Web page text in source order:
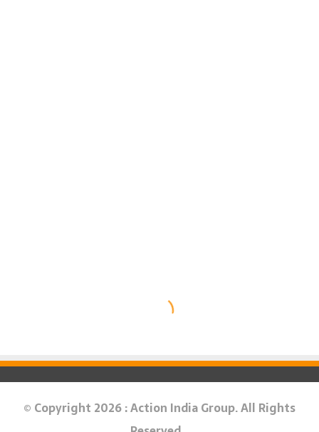
© Copyright 2026 : Action India Group. All Rights